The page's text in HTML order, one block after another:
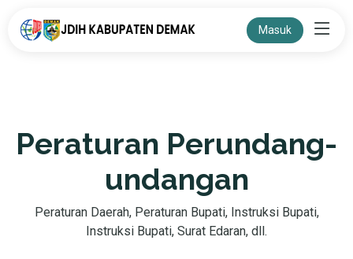
Masuk
Peraturan Perundang-
undangan
Peraturan Daerah, Peraturan Bupati, Instruksi Bupati,
Instruksi Bupati, Surat Edaran, dll.